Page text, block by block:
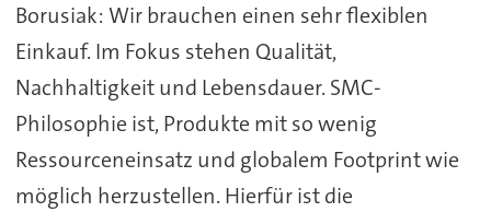
Borusiak: Wir brauchen einen sehr flexiblen
Einkauf. Im Fokus stehen Qualität,
Nachhaltigkeit und Lebensdauer. SMC-
Philosophie ist, Produkte mit so wenig
Ressourceneinsatz und globalem Footprint wie
möglich herzustellen. Hierfür ist die